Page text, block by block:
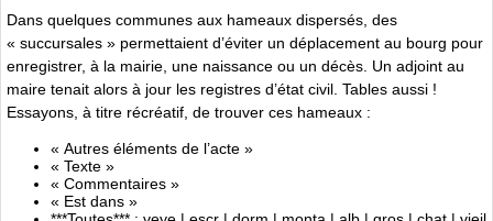
Dans quelques communes aux hameaux dispersés, des
« succursales » permettaient d’éviter un déplacement au bourg pour
enregistrer, à la mairie, une naissance ou un décès. Un adjoint au
maire tenait alors à jour les registres d’état civil. Tables aussi !
Essayons, à titre récréatif, de trouver ces hameaux :
« Autres éléments de l’acte »
« Texte »
« Commentaires »
« Est dans »